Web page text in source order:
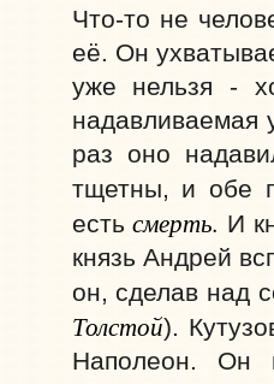
Что-то не
её. Он
уже нельзя -
надавливаемая
раз оно
тщетны, и обе
естьсмерть. И
князь Андрей
он, сделав над
Толстой).
Наполеон. Он